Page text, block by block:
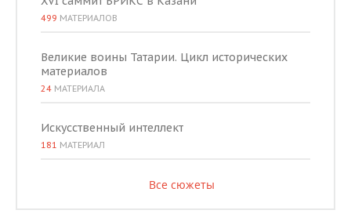
499 МАТЕРИАЛОВ
Великие воины Татарии. Цикл исторических
материалов
24 МАТЕРИАЛА
Искусственный интеллект
181 МАТЕРИАЛ
Все сюжеты